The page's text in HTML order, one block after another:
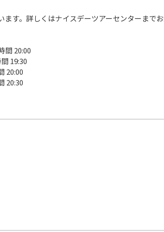
す。詳しくはナイスデーツアーセンターまで
20:00
19:30
20:00
20:30